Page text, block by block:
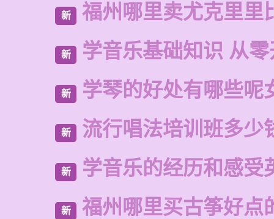
新 福州哪里卖尤克里里
新 学音乐基础知识 从
新 学琴的好处有哪些呢
新 流行唱法培训班多少
新 学音乐的经历和感受
新 福州哪里买古筝好点